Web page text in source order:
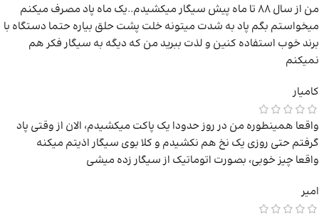
من از سال ۸۸ تا ماه پیش سیگار میکشیدم..یک ماه پاد مصرف میکنم
میخواستم بگم پاد به شدت میتونه خلت پشت حلق بیاره حتما دستگاه با
برند خوب استفاده کنین و لذت ببرید من که دیگه به سیگار فکر هم
نمیکنم
کامیار
واقعا همینطوره من در روز حدودا یک پاکت میکشیدم، الان از وقتی پاد
گرفتم حتی روزی یک نخ هم نکشیدم و کلا بوی سیگار اذیتم میکنه
واقعا چیز خوبی، بصورت اتوماتیک از سیگار زده میشی
امیر